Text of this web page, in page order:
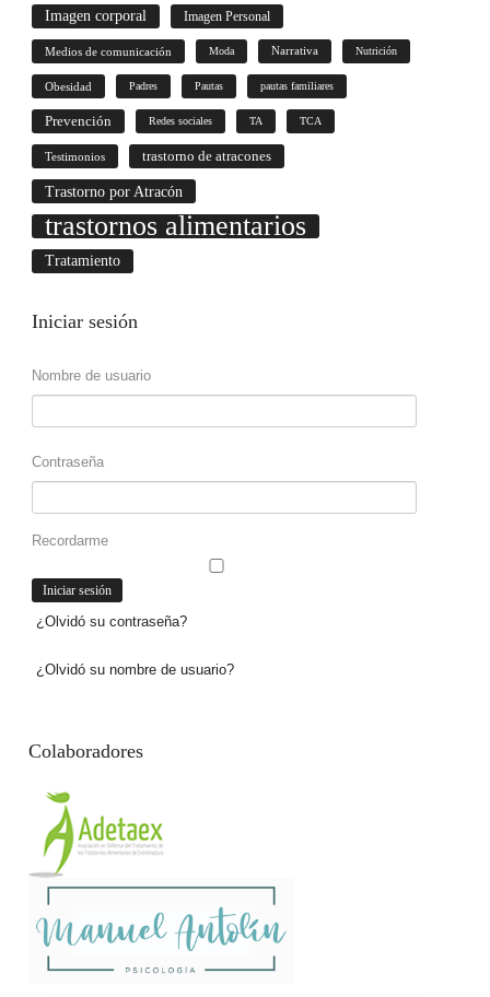
Imagen corporal Imagen Personal
Medios de comunicación Moda Narrativa Nutrición
Obesidad Padres Pautas pautas familiares
Prevención Redes sociales TA TCA
Testimonios trastorno de atracones
Trastorno por Atracón
trastornos alimentarios
Tratamiento
Iniciar sesión
Nombre de usuario
Contraseña
Recordarme
¿Olvidó su contraseña?
¿Olvidó su nombre de usuario?
Colaboradores